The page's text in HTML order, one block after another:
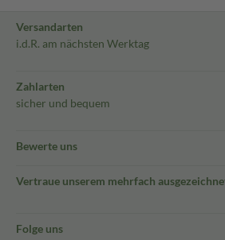
Versandarten
i.d.R. am nächsten Werktag
Zahlarten
sicher und bequem
Bewerte uns
Vertraue unserem mehrfach
Folge uns